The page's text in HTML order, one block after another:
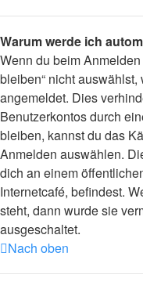
Warum werde ich
Wenn du beim
bleiben“ nicht
angemeldet. Dies
Benutzerkontos durch
bleiben, kannst du das
Anmelden auswählen.
dich an einem
Internetcafé, befindest.
steht, dann wurde sie
ausgeschaltet.
Nach oben